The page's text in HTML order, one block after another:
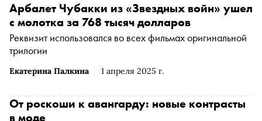
Екатерина Палкина 1 апреля 2025 г.
Арбалет Чубакки из «Звездных войн» ушел
с молотка за 768 тысяч долларов
Реквизит использовался во всех фильмах оригинальной
трилогии
От роскоши к авангарду: новые контрасты
в моде